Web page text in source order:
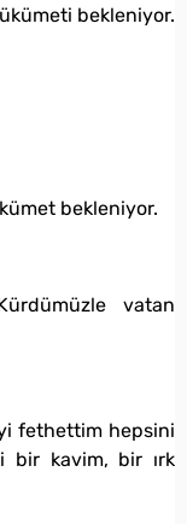
bekleniyor.
bekleniyor.
vatan
fethettim hepsini
bir kavim, bir ırk